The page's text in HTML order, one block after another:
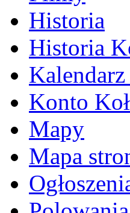
Historia
Historia
Konto
Mapy
Mapa